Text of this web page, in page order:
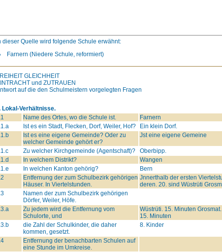
dieser Quelle wird folgende Schule erwähnt:
Farnern (Niedere Schule, reformiert)
GLEICHHEIT
und ZUTRAUEN
auf die den Schulmeistern vorgelegten Fragen
Lokal-Verhältnisse.
Name des Ortes, wo die Schule ist.
Farnern
Ist es ein Stadt, Flecken, Dorf, Weiler, Hof?
Ein klein Dorf.
Ist es eine eigene Gemeinde? Oder zu
welcher Gemeinde gehört er?
Jst eine eigene Gemeine
Zu welcher Kirchgemeinde (Agentschaft)?
Oberbipp.
In welchem Distrikt?
Wangen
In welchen Kanton gehörig?
Bern
Entfernung der zum Schulbezirk gehörigen
Häuser. In Viertelstunden.
Jnnerthalb der ersten
deren. 20. sind Wüstrüti
Namen der zum Schulbezirk gehörigen
Dörfer, Weiler, Höfe.
Zu jedem wird die Entfernung vom
Schulorte, und
Wüstrüti. 15. Minuten
15. Minuten
die Zahl der Schulkinder, die daher
kommen, gesetzt.
8. Kinder
Entfernung der benachbarten Schulen auf
eine Stunde im Umkreise.